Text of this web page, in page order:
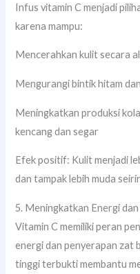
Infus vitamin C menjadi
karena mampu:
Mencerahkan kulit secara
Mengurangi bintik hitam
Meningkatkan produksi
kencang dan segar
Efek positif: Kulit menjadi
dan tampak lebih muda
5. Meningkatkan Energi
Vitamin C memiliki peran
energi dan penyerapan zat
tinggi terbukti membantu